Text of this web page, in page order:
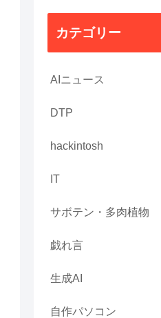
カテゴリー
AIニュース
DTP
hackintosh
IT
サボテン・多肉植物
戯れ言
生成AI
自作パソコン